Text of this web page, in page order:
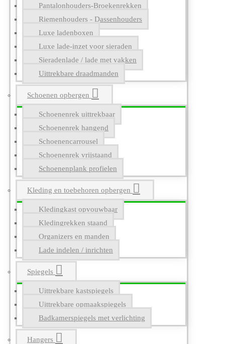
Pantalonhouders-Broekenrekken
Riemenhouders - Dassenhouders
Luxe ladenboxen
Luxe lade-inzet voor sieraden
Sieradenlade / lade met vakken
Uittrekbare draadmanden
Schoenen opbergen
Schoenenrek uittrekbaar
Schoenenrek hangend
Schoenencarrousel
Schoenenrek vrijstaand
Schoenenplank profielen
Kleding en toebehoren opbergen
Kledingkast opvouwbaar
Kledingrekken staand
Organizers en manden
Lade indelen / inrichten
Spiegels
Uittrekbare kastspiegels
Uittrekbare opmaakspiegels
Badkamerspiegels met verlichting
Hangers